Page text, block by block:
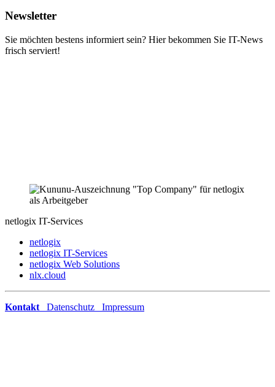
Newsletter
Sie möchten bestens informiert sein? Hier bekommen Sie IT-News
frisch serviert!
netlogix IT-Services
netlogix
netlogix IT-Services
netlogix Web Solutions
nlx.cloud
Kontakt Datenschutz Impressum